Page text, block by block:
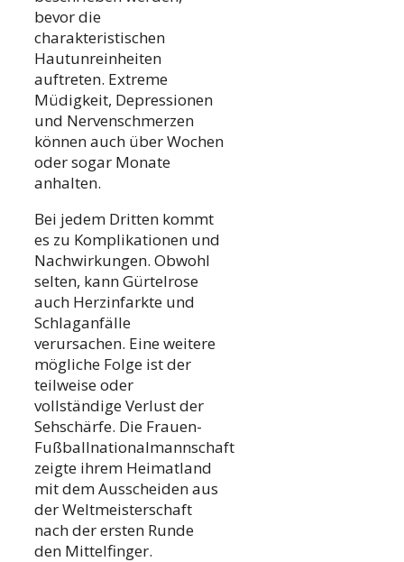
bevor die
charakteristischen
Hautunreinheiten
auftreten. Extreme
Müdigkeit, Depressionen
und Nervenschmerzen
können auch über Wochen
oder sogar Monate
anhalten.
Bei jedem Dritten kommt
es zu Komplikationen und
Nachwirkungen. Obwohl
selten, kann Gürtelrose
auch Herzinfarkte und
Schlaganfälle
verursachen. Eine weitere
mögliche Folge ist der
teilweise oder
vollständige Verlust der
Sehschärfe. Die Frauen-
Fußballnationalmannschaft
zeigte ihrem Heimatland
mit dem Ausscheiden aus
der Weltmeisterschaft
nach der ersten Runde
den Mittelfinger.